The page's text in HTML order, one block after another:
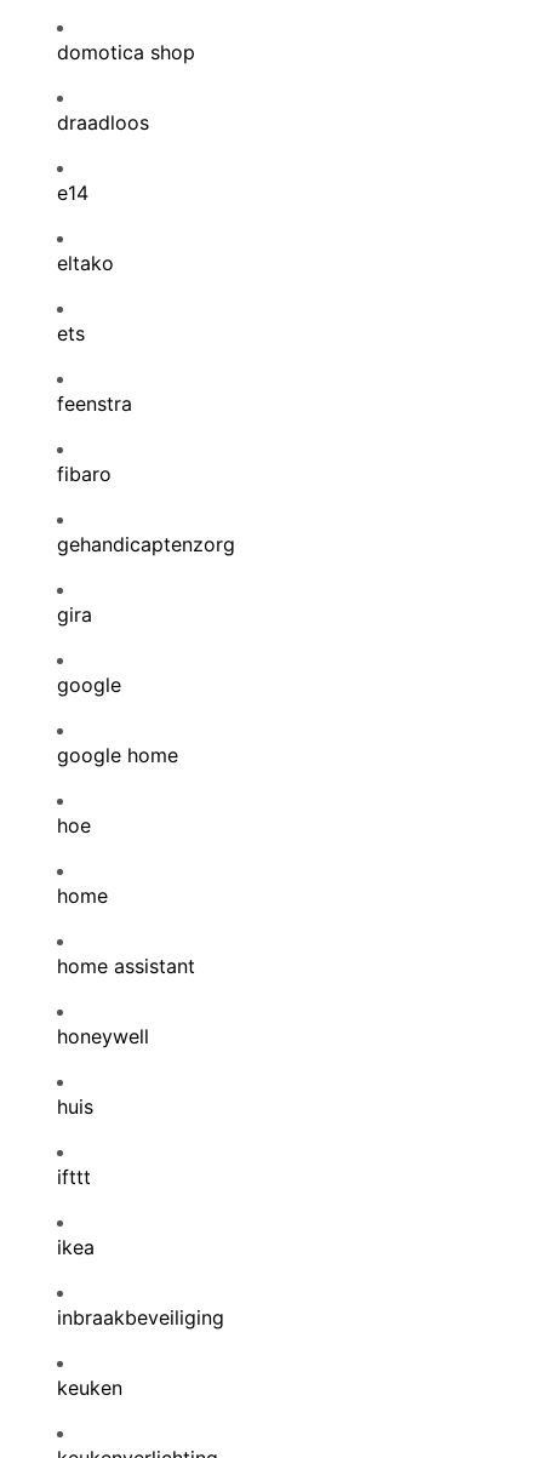
domotica shop
draadloos
e14
eltako
ets
feenstra
fibaro
gehandicaptenzorg
gira
google
google home
hoe
home
home assistant
honeywell
huis
ifttt
ikea
inbraakbeveiliging
keuken